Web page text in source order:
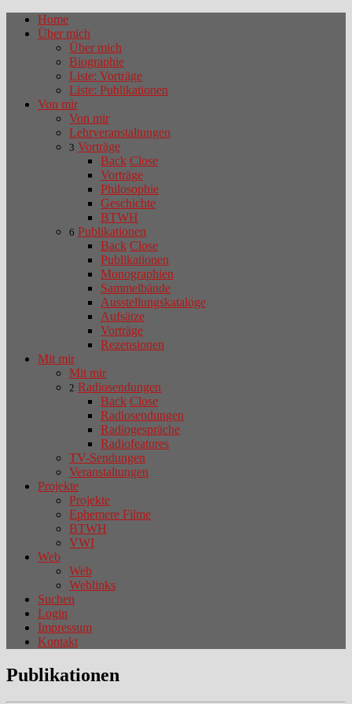
Home
Über mich
Über mich
Biographie
Liste: Vorträge
Liste: Publikationen
Von mir
Von mir
Lehrveranstaltungen
3 Vorträge
Back Close
Vorträge
Philosophie
Geschichte
BTWH
6 Publikationen
Back Close
Publikationen
Monographien
Sammelbände
Ausstellungskataloge
Aufsätze
Vorträge
Rezensionen
Mit mir
Mit mir
2 Radiosendungen
Back Close
Radiosendungen
Radiogespräche
Radiofeatures
TV-Sendungen
Veranstaltungen
Projekte
Projekte
Ephemere Filme
BTWH
VWI
Web
Web
Weblinks
Suchen
Login
Impressum
Kontakt
Publikationen